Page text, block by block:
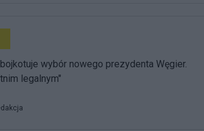
wybór nowego prezydenta Węgier.
legalnym"